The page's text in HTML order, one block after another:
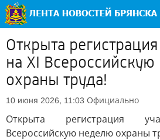
Открыта
на XI
охраны труда!
10 июня 2026, 11:03 Официально
Открыта регистрация
Всероссийскую неделю охраны